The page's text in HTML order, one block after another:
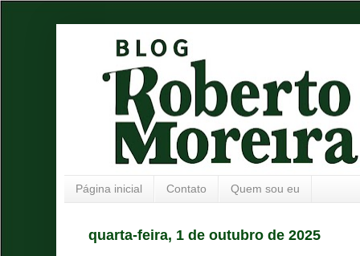
Página inicial Contato Quem sou eu
quarta-feira, 1 de outubro de 2025